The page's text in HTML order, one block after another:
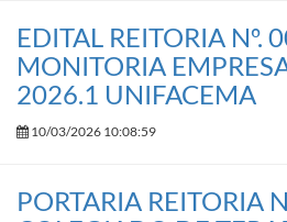
EDITAL REITORIA Nº.
MONITORIA
2026.1 UNIFACEMA
10/03/2026 10:08:59
PORTARIA REITORIA